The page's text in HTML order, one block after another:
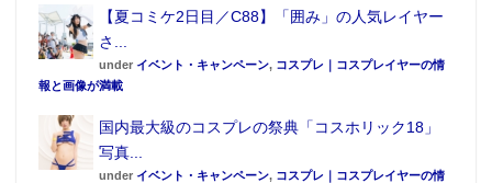
【夏コミケ2日目／C88】「囲み」の人気レイヤー
さ...
under イベント・キャンペーン, コスプレ｜コスプレイヤーの情
報と画像が満載
国内最大級のコスプレの祭典「コスホリック18」
写真...
under イベント・キャンペーン, コスプレ｜コスプレイヤーの情